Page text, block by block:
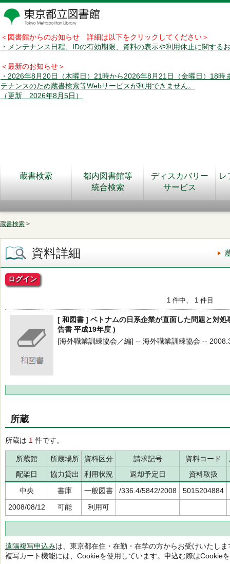
＜図書館からのお知らせ 詳細は以下をクリックしてください＞
・メンテナンス日程、IDの有効期限、資料の表示や利用休止に関する
＜最新のお知らせ＞
・2026年8月20日（木曜日）21時から2026年8月21日（金曜日）18時
テナンスのため蔵書検索等Webサービスが利用できません。
（更新 2026年8月5日）
蔵書検索
都内図書館等
統合検索
ディスカバリー
サービス
レ
蔵書検索 >
資料詳細
ログイン
1 件中、 1 件目
[ 和図書 ] ベトナムの日系企業が直面した問題と対
告書 平成19年度 )
[海外職業訓練協会／編] -- 海外職業訓練協会 --
所蔵
所蔵は 1 件です。
所蔵館 所蔵場所 資料区分 請求記号 資料コード
配架日
協力貸出 利用状況 返却予定日
資料取扱
中央
書庫 一般図書 /336.4/5842/2008
5015204884
2008/08/12
可能 利用可
遠隔複写申込みは、東京都在住・在勤・在学の方からお受けいたしま
複写カート機能には、Cookieを使用しています。申込む際はCookie